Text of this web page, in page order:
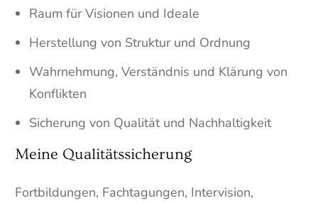
Raum für Visionen und Ideale
Herstellung von Struktur und Ordnung
Wahrnehmung, Verständnis und Klärung von
Konflikten
Sicherung von Qualität und Nachhaltigkeit
Meine Qualitätssicherung
Fortbildungen, Fachtagungen, Intervision,